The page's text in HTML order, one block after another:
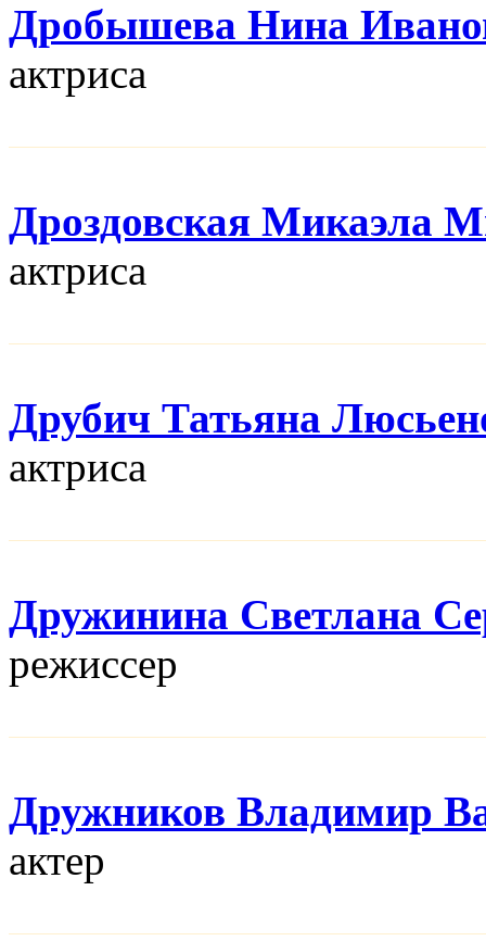
Дробышева Нина
актриса
Дроздовская Микаэла
актриса
Друбич Татьяна
актриса
Дружинина Светлана
режисcер
Дружников Владимир
актер